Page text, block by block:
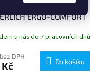
PRO STUPAČKY
ERGO-COMFORT
u nás do 7 pracovních dnů
DPH
Kč Do košíku